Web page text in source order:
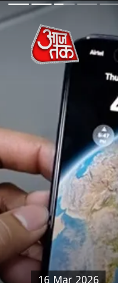
16 Mar 2026